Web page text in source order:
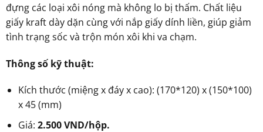
đựng các loại xôi nóng mà không lo bị thấm. Chất liệu
giấy kraft dày dặn cùng với nắp giấy dính liền, giúp giảm
tình trạng sốc và trộn món xôi khi va chạm.
Thông số kỹ thuật:
Kích thước (miệng x đáy x cao): (170*120) x (150*100)
x 45 (mm)
Giá: 2.500 VND/hộp.